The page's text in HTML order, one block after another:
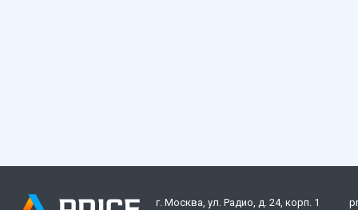
г. Москва, ул. Радио, д. 24, корп. 1